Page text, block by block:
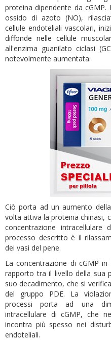
proteina dipendente da
ossido di azoto (NO),
cellule endoteliali vascolari,
diffonde nelle cellule
all'enzima guanilato ciclasi
notevolmente aumentata.
Ciò porta ad un aumento
volta attiva la proteina chinasi,
concentrazione
processo descritto è il
dei vasi del pene.
La concentrazione di cGMP
rapporto tra il livello della sua
suo decadimento, che si
del gruppo PDE. La
processi porta ad una
intracellulare di cGMP, che
incontra più spesso nei
endoteliali.